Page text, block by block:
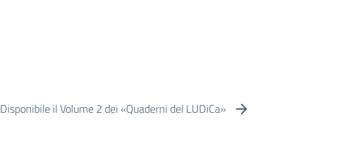
Disponibile il Volume 2 dei «Quaderni del LUDiCa»